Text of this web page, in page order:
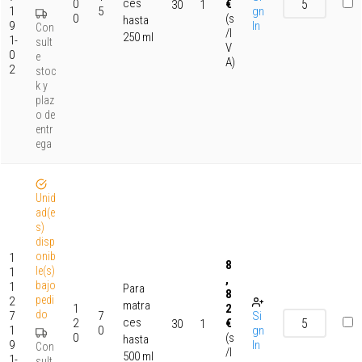
1
9
1-
0
2
Con
sult
e
stoc
k y
plaz
o de
entr
ega
0
0
5
ces
hasta
250 ml
30 1
€
(s
/I
V
A)
gn
In
1
1
1
2
7
1
9
Unid
ad(e
s)
disp
onib
le(s)
bajo
pedi
do
Con
1
2
0
7
0
Para
matra
ces
hasta
500 ml
30 1
8
,
8
2
€
(s
/I
Si
gn
In